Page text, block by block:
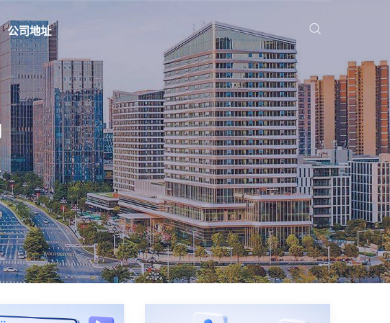
公司地址